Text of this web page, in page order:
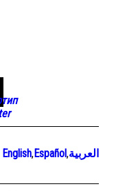
English,Español,العربية